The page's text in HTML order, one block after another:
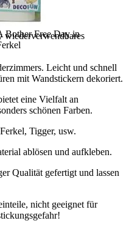
Bother Free Day in
wiederverwendbares
Leicht und schnell
mit Wandstickern dekoriert.
eine Vielfalt an
schönen Farben.
Tigger, usw.
ablösen und aufkleben.
Qualität gefertigt und lassen
nicht geeignet für